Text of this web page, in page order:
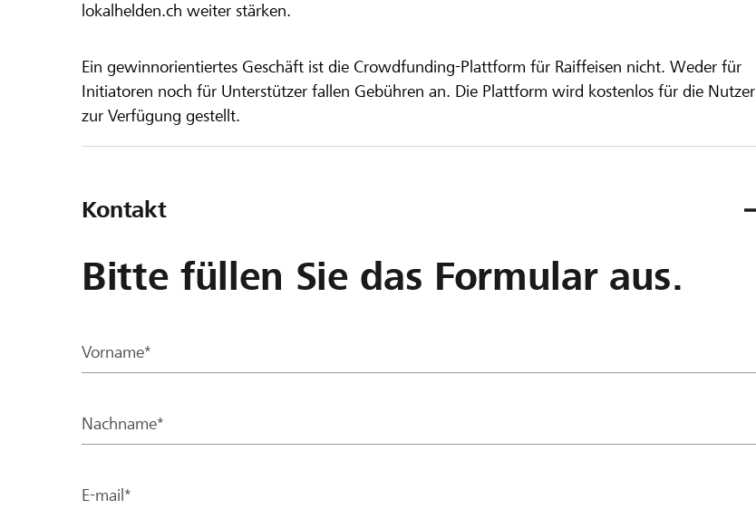
lokalhelden.ch weiter stärken.
Ein gewinnorientiertes Geschäft ist die Crowdfunding-Plattform für Raiffeisen nicht. Weder für
Initiatoren noch für Unterstützer fallen Gebühren an. Die Plattform wird kostenlos für die Nutzer
zur Verfügung gestellt.
Kontakt
Bitte füllen Sie das Formular aus.
Vorname*
Nachname*
E-mail*